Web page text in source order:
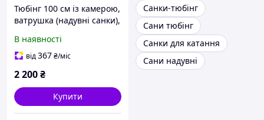
Тюбінг 100 см із камерою,
ватрушка (надувні санки),
В наявності
від367₴/міс
2 200₴
Купити
Санки-тюбінг
Сани тюбінг
Санки для катання
Сани надувні